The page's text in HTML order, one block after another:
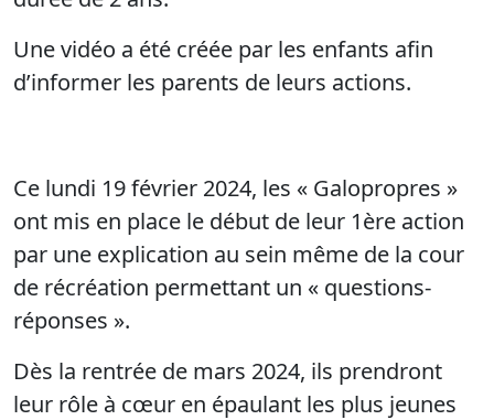
Une vidéo a été créée par les enfants afin
d’informer les parents de leurs actions.
Ce lundi 19 février 2024, les « Galopropres »
ont mis en place le début de leur 1ère action
par une explication au sein même de la cour
de récréation permettant un « questions-
réponses ».
Dès la rentrée de mars 2024, ils prendront
leur rôle à cœur en épaulant les plus jeunes